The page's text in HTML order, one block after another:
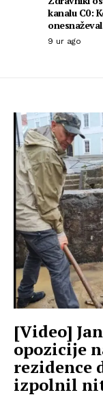
kanalu C0:
9 ur ago
[Video]
opozicije
rezidence
izpolnil